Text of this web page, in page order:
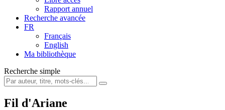
Rapport annuel
Recherche avancée
FR
Français
English
Ma bibliothèque
Recherche simple
Fil d'Ariane